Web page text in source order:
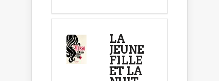
LA
JEUNE
FILLE
ET LA